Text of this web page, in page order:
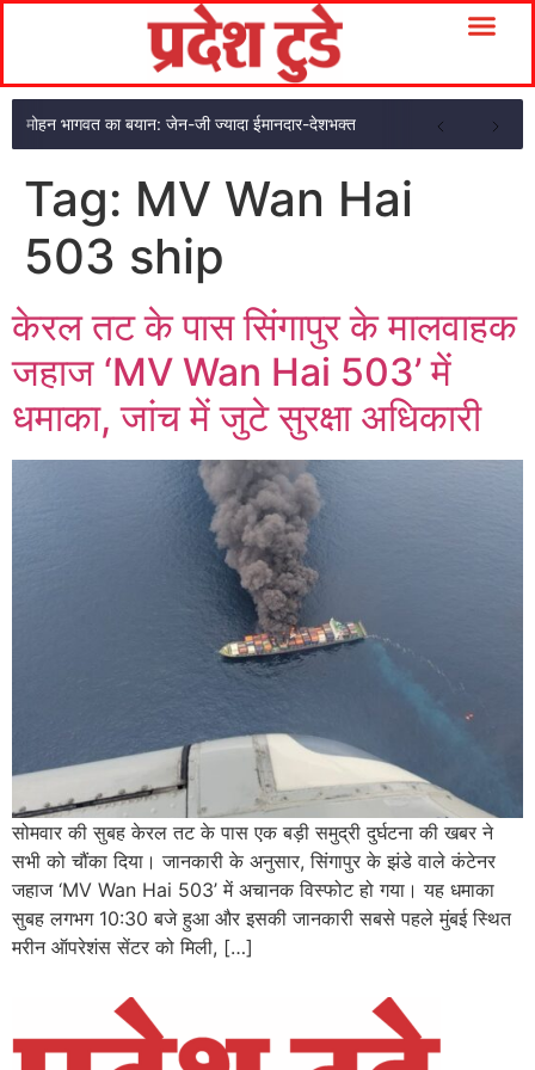
मोहन भागवत का बयान: जेन-जी ज्यादा ईमानदार-देशभक्त
Tag: MV Wan Hai
503 ship
केरल तट के पास सिंगापुर के मालवाहक
जहाज ‘MV Wan Hai 503’ में
धमाका, जांच में जुटे सुरक्षा अधिकारी
सोमवार की सुबह केरल तट के पास एक बड़ी समुद्री दुर्घटना की खबर ने
सभी को चौंका दिया। जानकारी के अनुसार, सिंगापुर के झंडे वाले कंटेनर
जहाज ‘MV Wan Hai 503’ में अचानक विस्फोट हो गया। यह धमाका
सुबह लगभग 10:30 बजे हुआ और इसकी जानकारी सबसे पहले मुंबई स्थित
मरीन ऑपरेशंस सेंटर को मिली, […]